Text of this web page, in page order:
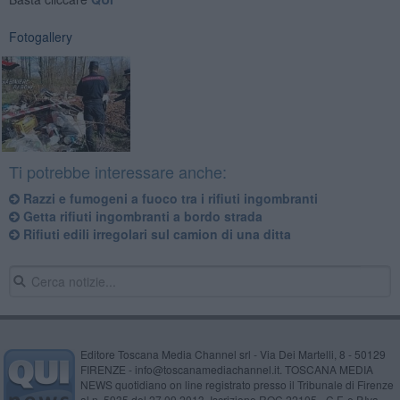
Fotogallery
Ti potrebbe interessare anche:
Razzi e fumogeni a fuoco tra i rifiuti ingombranti
Getta rifiuti ingombranti a bordo strada
Rifiuti edili irregolari sul camion di una ditta
Editore Toscana Media Channel srl - Via Dei Martelli, 8 - 50129
FIRENZE - info@toscanamediachannel.it. TOSCANA MEDIA
NEWS quotidiano on line registrato presso il Tribunale di Firenze